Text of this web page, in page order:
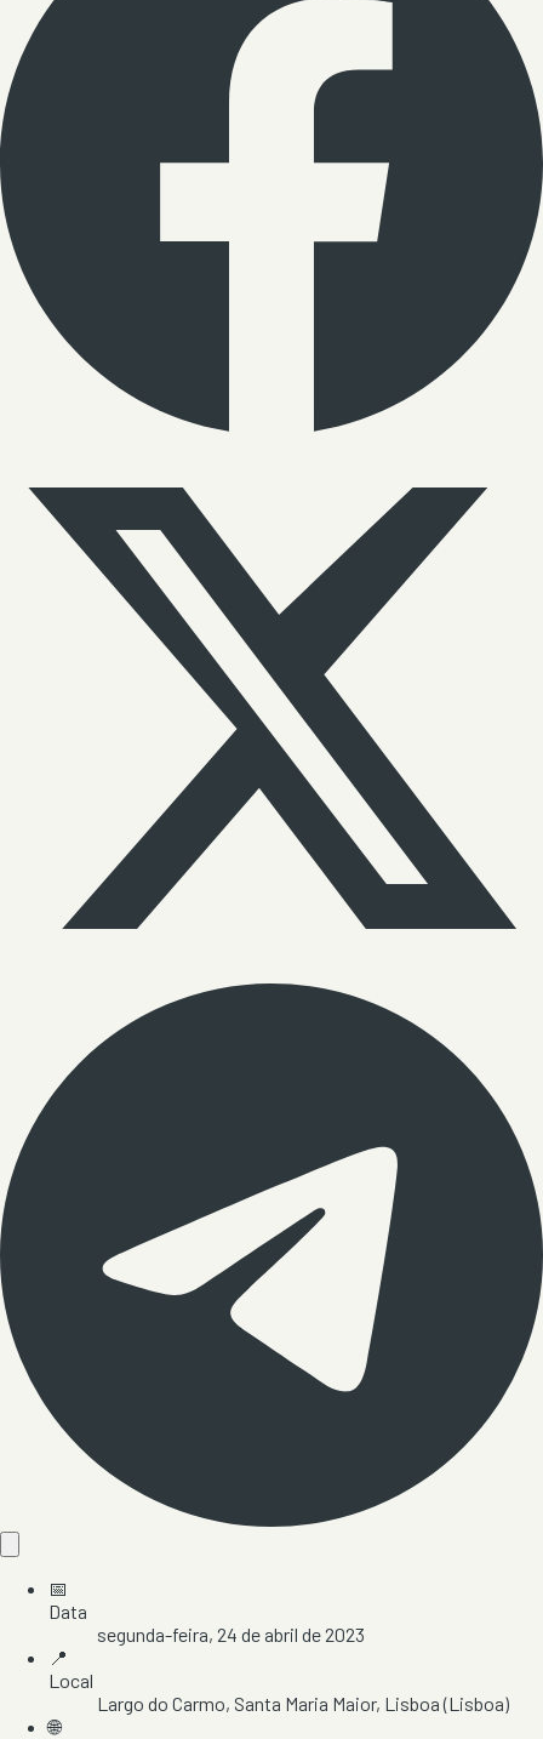
📅
Data
segunda-feira, 24 de abril de 2023
📍
Local
Largo do Carmo, Santa Maria Maior, Lisboa(Lisboa)
🌐